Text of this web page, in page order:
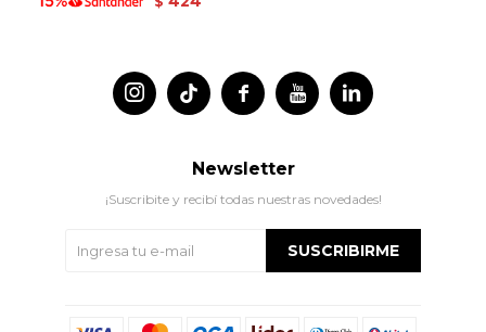
 
 
Newsletter
¡Suscribite y recibí todas nuestras novedades!
SUSCRIBIRME